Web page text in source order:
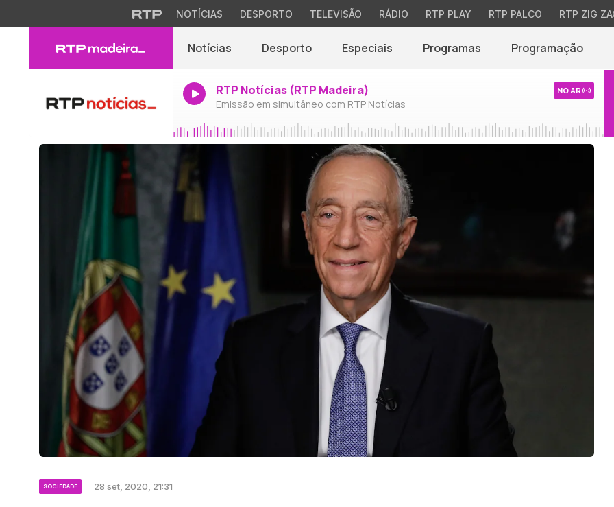
NOTÍCIAS DESPORTO TELEVISÃO RÁDIO RTP PLAY RTP PALCO RTP ZIG
Notícias Desporto Especiais Programas Programação
RTP Notícias (RTP Madeira)
Emissão em simultâneo com RTP Notícias
NO AR
SOCIEDADE 28 set, 2020, 21:31